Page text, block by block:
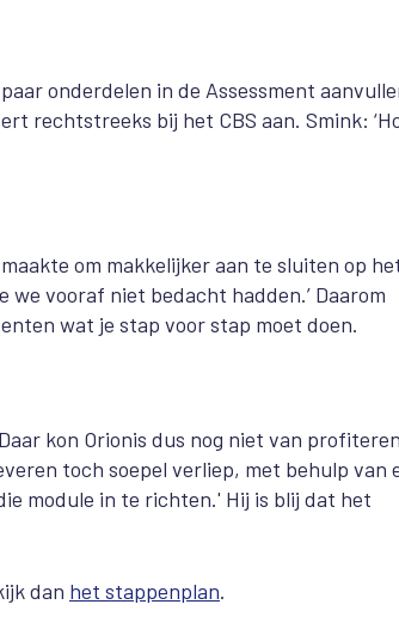
onderdelen in de Assessment
rechtstreeks bij het CBS aan. Smink:
om makkelijker aan te sluiten op
we vooraf niet bedacht hadden.’ Daarom
wat je stap voor stap moet doen.
kon Orionis dus nog niet van
toch soepel verliep, met behulp van
module in te richten.' Hij is blij dat het
dan het stappenplan.